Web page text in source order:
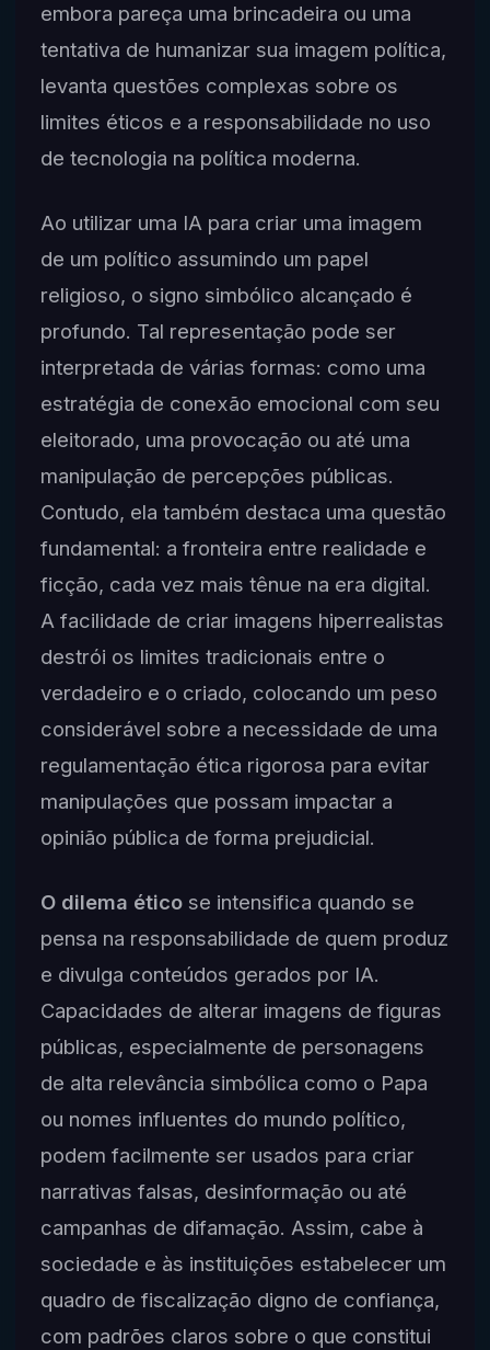
embora pareça uma brincadeira ou uma
tentativa de humanizar sua imagem política,
levanta questões complexas sobre os
limites éticos e a responsabilidade no uso
de tecnologia na política moderna.
Ao utilizar uma IA para criar uma imagem
de um político assumindo um papel
religioso, o signo simbólico alcançado é
profundo. Tal representação pode ser
interpretada de várias formas: como uma
estratégia de conexão emocional com seu
eleitorado, uma provocação ou até uma
manipulação de percepções públicas.
Contudo, ela também destaca uma questão
fundamental: a fronteira entre realidade e
ficção, cada vez mais tênue na era digital.
A facilidade de criar imagens hiperrealistas
destrói os limites tradicionais entre o
verdadeiro e o criado, colocando um peso
considerável sobre a necessidade de uma
regulamentação ética rigorosa para evitar
manipulações que possam impactar a
opinião pública de forma prejudicial.
O dilema éticose intensifica quando se
pensa na responsabilidade de quem produz
e divulga conteúdos gerados por IA.
Capacidades de alterar imagens de figuras
públicas, especialmente de personagens
de alta relevância simbólica como o Papa
ou nomes influentes do mundo político,
podem facilmente ser usados para criar
narrativas falsas, desinformação ou até
campanhas de difamação. Assim, cabe à
sociedade e às instituições estabelecer um
quadro de fiscalização digno de confiança,
com padrões claros sobre o que constitui